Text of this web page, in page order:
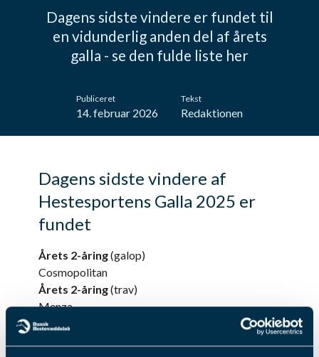
Dagens sidste vindere er fundet til
en vidunderlig anden del af årets
galla - se den fulde liste her
Publiceret
14. februar 2026
Tekst
Redaktionen
Dagens sidste vindere af
Hestesportens Galla 2025 er
fundet
Årets 2-åring(galop)
Cosmopolitan
Årets 2-åring(trav)
Menza
Årets 3-åring